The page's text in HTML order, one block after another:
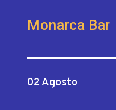
Monarca Bar
02 Agosto